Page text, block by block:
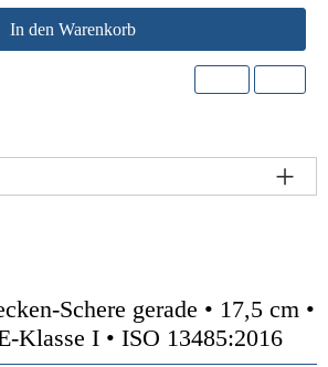
In den Warenkorb
Schere gerade • 17,5 cm •
Klasse I • ISO 13485:2016